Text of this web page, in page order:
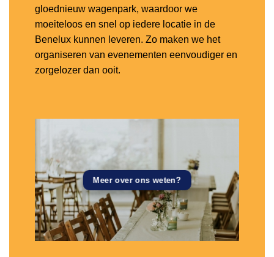
gloednieuw wagenpark, waardoor we
moeiteloos en snel op iedere locatie in de
Benelux kunnen leveren. Zo maken we het
organiseren van evenementen eenvoudiger en
zorgelozer dan ooit.
Meer over ons weten?